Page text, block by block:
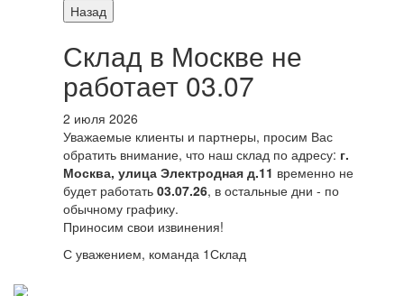
Назад
Склад в Москве не
работает 03.07
2 июля 2026
Уважаемые клиенты и партнеры, просим Вас
обратить внимание, что наш склад по адресу: г.
Москва, улица Электродная д.11 временно не
будет работать 03.07.26, в остальные дни - по
обычному графику.
Приносим свои извинения!
С уважением, команда 1Склад